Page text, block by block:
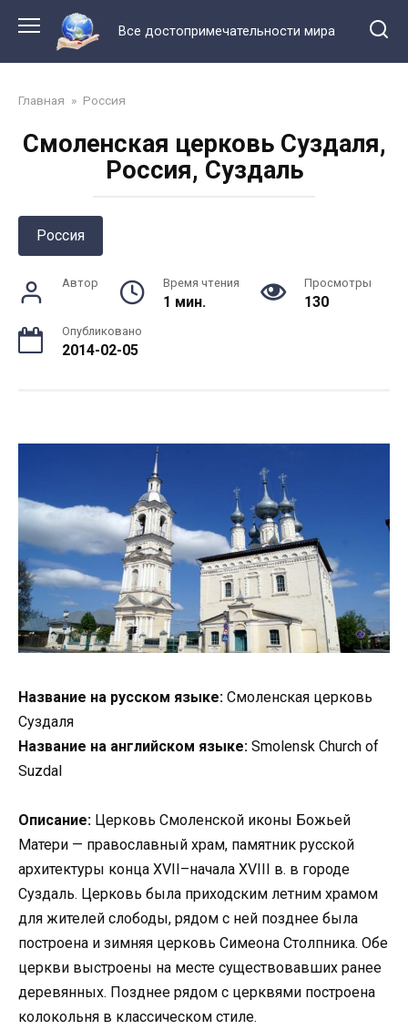
контенту
Все достопримечательности мира
Главная » Россия
Смоленская церковь Суздаля,
Россия, Суздаль
Россия
Автор Время чтения
1 мин.
Просмотры
130
Опубликовано
2014-02-05
Название на русском языке: Смоленская церковь
Суздаля
Название на английском языке: Smolensk Church of
Suzdal
Описание: Церковь Смоленской иконы Божьей
Матери — православный храм, памятник русской
архитектуры конца XVII–начала XVIII в. в городе
Суздаль. Церковь была приходским летним храмом
для жителей слободы, рядом с ней позднее была
построена и зимняя церковь Симеона Столпника. Обе
церкви выстроены на месте существовавших ранее
деревянных. Позднее рядом с церквями построена
колокольня в классическом стиле.